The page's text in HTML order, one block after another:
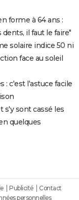
forme à 64 ans :
il faut le faire"
solaire indice 50 ni
face au soleil
: c'est l'astuce facile
s'y sont cassé les
quelques
Publicité
Contact
personnelles